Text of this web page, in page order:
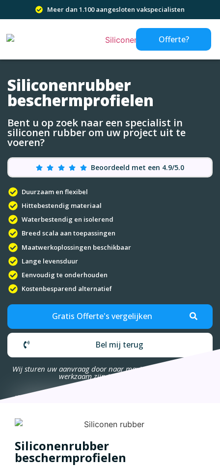
Meer dan 1.100 aangesloten vakspecialisten
Offerte?
Siliconenrubber
beschermprofielen
Bent u op zoek naar een specialist in
siliconen rubber om uw project uit te
voeren?
Beoordeeld met een 4.9/5.0
Duurzaam en flexibel
Hittebestendig materiaal
Waterbestendig en isolerend
Breed scala aan toepassingen
Maatwerkoplossingen beschikbaar
Lange levensduur
Eenvoudig te onderhouden
Kostenbesparend alternatief
Gratis Offerte's vergelijken
Bel mij terug
Wij sturen uw aanvraag door naar maximaal 4 bedrijven die
werkzaam zijn in uw omgeving.
Siliconenrubber
beschermprofielen